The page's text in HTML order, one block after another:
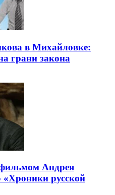
в Михайловке:
грани закона
Андрея
«Хроники русской